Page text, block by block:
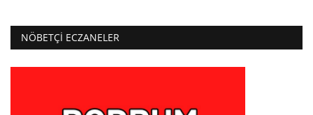
NÖBETÇI ECZANELER